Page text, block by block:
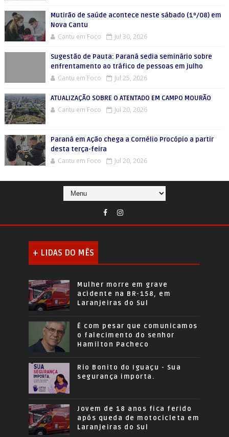
Mutirão de saúde acontece neste sábado (1º/08) em
Nova Cantu
Cantu em Foco Jul 30, 2026
Sugestão de Pauta: Paraná sedia seminário sobre
enfrentamento ao tráfico de pessoas em julho
Cantu em Foco Jul 25, 2026
ATUALIZAÇÃO SOBRE O ATENTADO EM CAMPO MOURÃO
Cantu em Foco Jul 20, 2026
Paraná em Ação chega a Cornélio Procópio a partir
desta terça-feira
Cantu em Foco Jul 20, 2026
+ LIDAS DO MÊS
Mulher morre em grave
acidente na BR-158, em
Laranjeiras do Sul
É com pesar que comunicamos
o falecimento do senhor
Hamilton Pacheco
Rio Bonito do Iguaçu - Sua
segurança importa.
Jovem de 18 anos fica ferido
após queda de motocicleta em
Laranjeiras do Sul